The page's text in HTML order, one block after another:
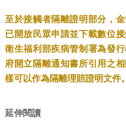
至於接觸者隔離證明部分，
已開放民眾申請並下載數位
衛生福利部疾病管制署為發
府開立隔離通知書所引用之
樣可以作為隔離理賠證明文件。
延伸閱讀